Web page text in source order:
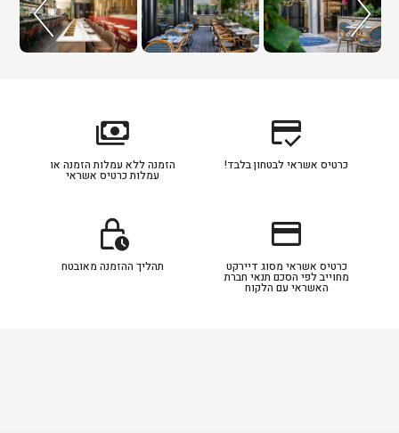
credit_score
כרטיס אשראי לבטחון בלבד!
payments
הזמנה ללא עמלות הזמנה או
עמלות כרטיס אשראי
credit_card
כרטיס אשראי מסוג דיירקט
מחוייב לפי הסכם תנאי חברת
האשראי עם הלקוח
lock_clock
תהליך ההזמנה מאובטח